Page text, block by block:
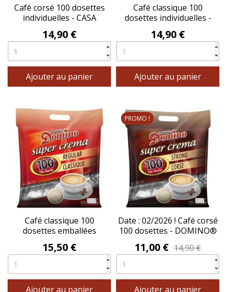
Café corsé 100 dosettes
individuelles - CASA
Prix
14,90 €
Ajouter au panier
Café classique 100
dosettes individuelles -
Prix
14,90 €
Ajouter au panier
Café classique 100
dosettes emballées
DOMINO®
Prix
15,50 €
Ajouter au panier
Date : 02/2026 ! Café corsé
100 dosettes - DOMINO®
Prix
11,00 € 14,90 €
Ajouter au panier
PROMO !